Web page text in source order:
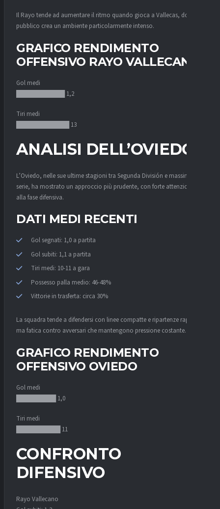
Il Rayo tende ad aumentare il ritmo quando gioca a Vallecas, dove il
pubblico crea un ambiente particolarmente intenso.
GRAFICO RENDIMENTO
OFFENSIVO RAYO VALLECANO
Gol medi
███████████ 1,2
Tiri medi
████████████ 13
ANALISI DELL’OVIEDO
L’Oviedo, nelle sue ultime stagioni tra Segunda División e massima
serie, ha mostrato un approccio più prudente, con forte attenzione
alla fase difensiva.
DATI MEDI RECENTI
Gol segnati: 1,0 a partita
Gol subiti: 1,1 a partita
Tiri medi: 10-11 a gara
Possesso palla medio: 46-48%
Vittorie in trasferta: circa 30%
La squadra tende a difendersi con linee compatte e ripartenze rapide,
ma fatica contro avversari che mantengono pressione costante.
GRAFICO RENDIMENTO
OFFENSIVO OVIEDO
Gol medi
█████████ 1,0
Tiri medi
██████████ 11
CONFRONTO
DIFENSIVO
Rayo Vallecano